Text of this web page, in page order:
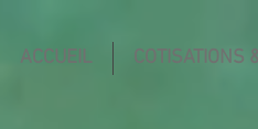
ACCUEIL COTISATIONS